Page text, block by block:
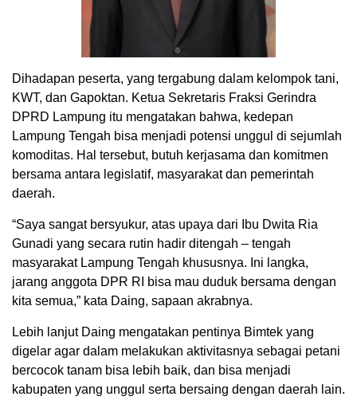
Dihadapan peserta, yang tergabung dalam kelompok tani,
KWT, dan Gapoktan. Ketua Sekretaris Fraksi Gerindra
DPRD Lampung itu mengatakan bahwa, kedepan
Lampung Tengah bisa menjadi potensi unggul di sejumlah
komoditas. Hal tersebut, butuh kerjasama dan komitmen
bersama antara legislatif, masyarakat dan pemerintah
daerah.
“Saya sangat bersyukur, atas upaya dari Ibu Dwita Ria
Gunadi yang secara rutin hadir ditengah – tengah
masyarakat Lampung Tengah khususnya. Ini langka,
jarang anggota DPR RI bisa mau duduk bersama dengan
kita semua,” kata Daing, sapaan akrabnya.
Lebih lanjut Daing mengatakan pentinya Bimtek yang
digelar agar dalam melakukan aktivitasnya sebagai petani
bercocok tanam bisa lebih baik, dan bisa menjadi
kabupaten yang unggul serta bersaing dengan daerah lain.